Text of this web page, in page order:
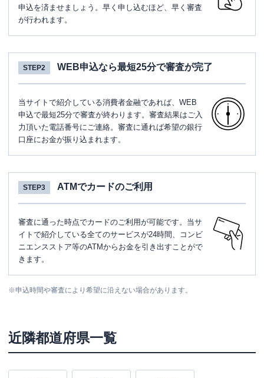
申込を済ませましょう。早く申し込むほど、早く審査
が行われます。
STEP2 WEB申込なら最短25分で審査が完了
当サイトで紹介している消費者金融であれば、WEB
申込で最短25分で審査が終わります。審査結果はご入
力頂いた電話番号にご連絡。審査に通れば希望の銀行
口座にお金が振り込まれます。
STEP3 ATMでカードのご利用
審査に通った時点でカードのご利用が可能です。当サ
イトで紹介している全てのサービスが24時間、コンビ
ニエンスストア等のATMからお金を引き出すことがで
きます。
※申込時間や審査により希望に沿えない場合があります。
近隣都道府県一覧